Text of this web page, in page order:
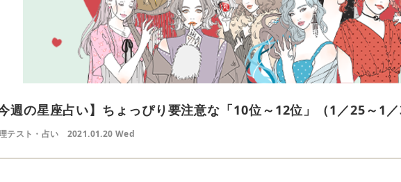
今週の星座占い】ちょっぴり要注意な「10位～12位」（1／25～1
テスト・占い 2021.01.20 Wed